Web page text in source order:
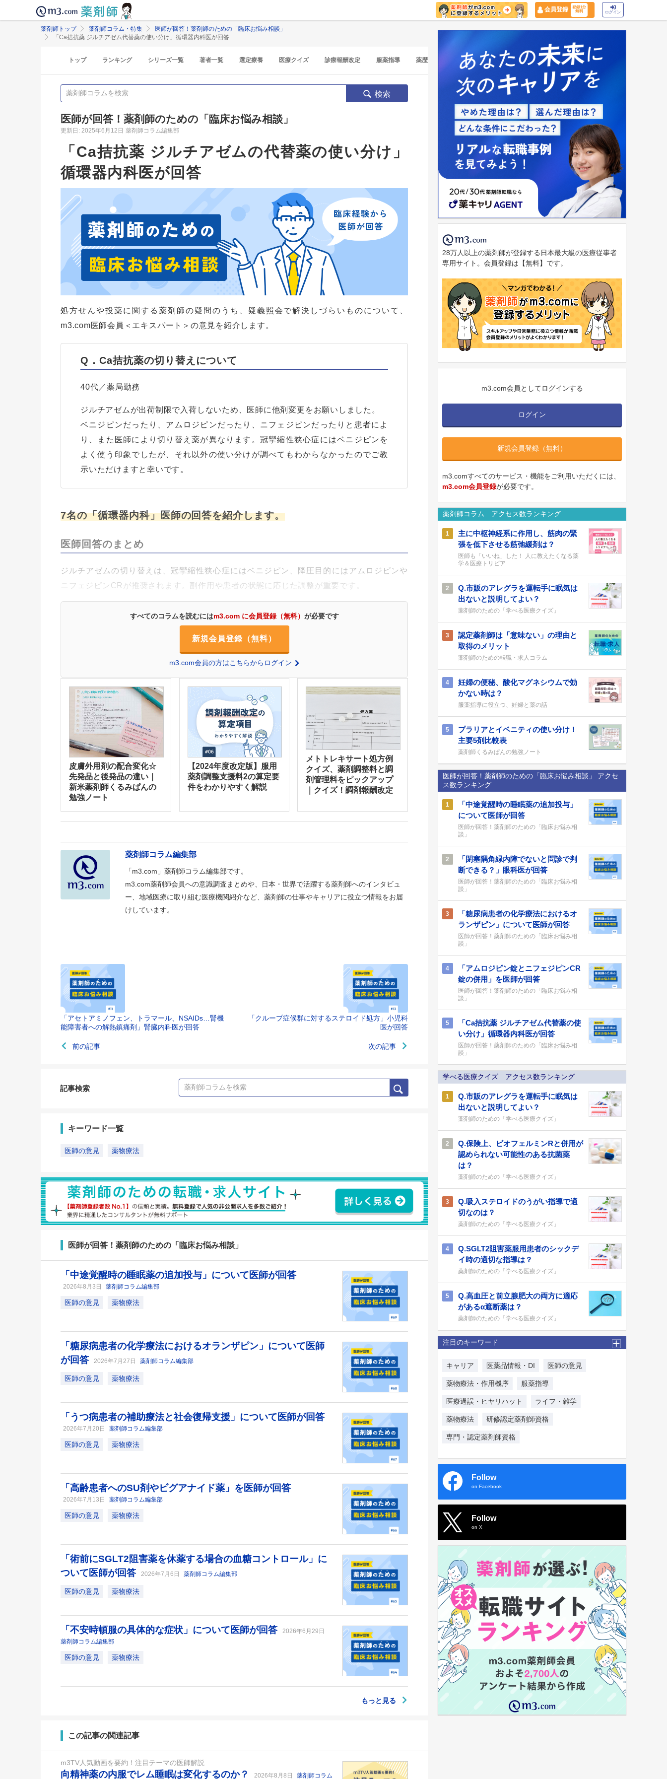
会員登録
登録1分
無料
ログイン
薬剤師トップ 薬剤師コラム・特集
医師が回答！薬剤師のための「臨床お悩み相談」
「Ca拮抗薬 ジルチアゼム代替薬の使い分け」循環器内科医が回答
トップ ランキング シリーズ一覧 著者一覧 選定療養 医療クイズ 診療報酬改定 服薬指導 薬歴 マイナ保険証
検索
医師が回答！薬剤師のための「臨床お悩み相談」
更新日: 2025年6月12日 薬剤師コラム編集部
「Ca拮抗薬 ジルチアゼムの代替薬の使い分け」
循環器内科医が回答
処方せんや投薬に関する薬剤師の疑問のうち、疑義照会で解決しづらいものについて、
m3.com医師会員＜エキスパート＞の意見を紹介します。
Q．Ca拮抗薬の切り替えについて
40代／薬局勤務
ジルチアゼムが出荷制限で入荷しないため、医師に他剤変更をお願いしました。
ベニジピンだったり、アムロジピンだったり、ニフェジピンだったりと患者によ
り、また医師により切り替え薬が異なります。冠攣縮性狭心症にはベニジピンを
よく使う印象でしたが、それ以外の使い分けが調べてもわからなかったのでご教
示いただけますと幸いです。
7名の「循環器内科」医師の回答を紹介します。
医師回答のまとめ
ジルチアゼムの切り替えは、冠攣縮性狭心症にはベニジピン、降圧目的にはアムロジピンや
ニフェジピンCRが推奨されます。副作用や患者の状態に応じた調整が重要です。
すべてのコラムを読むにはm3.com に会員登録（無料） が必要です
新規会員登録（無料）
m3.com会員の方はこちらからログイン
皮膚外用剤の配合変化☆
先発品と後発品の違い｜
新米薬剤師くるみぱんの
勉強ノート
【2024年度改定版】服用
薬剤調整支援料2の算定要
件をわかりやすく解説
メトトレキサート処方例
クイズ、薬剤調整料と調
剤管理料をピックアップ
｜クイズ！調剤報酬改定
薬剤師コラム編集部
「m3.com」薬剤師コラム編集部です。
m3.com薬剤師会員への意識調査まとめや、日本・世界で活躍する薬剤師へのインタビュ
ー、地域医療に取り組む医療機関紹介など、薬剤師の仕事やキャリアに役立つ情報をお届
けしています。
「アセトアミノフェン、トラマール、NSAIDs…腎機
能障害者への解熱鎮痛剤」腎臓内科医が回答
前の記事
「クループ症候群に対するステロイド処方」小児科
医が回答
次の記事
記事検索
キーワード一覧
医師の意見 薬物療法
医師が回答！薬剤師のための「臨床お悩み相談」
「中途覚醒時の睡眠薬の追加投与」について医師が回答
2026年8月3日 薬剤師コラム編集部
医師の意見 薬物療法
「糖尿病患者の化学療法におけるオランザピン」について医師
が回答
2026年7月27日 薬剤師コラム編集部
医師の意見 薬物療法
「うつ病患者の補助療法と社会復帰支援」について医師が回答
2026年7月20日 薬剤師コラム編集部
医師の意見 薬物療法
「高齢患者へのSU剤やビグアナイド薬」を医師が回答
2026年7月13日 薬剤師コラム編集部
医師の意見 薬物療法
「術前にSGLT2阻害薬を休薬する場合の血糖コントロール」に
ついて医師が回答
2026年7月6日 薬剤師コラム編集部
医師の意見 薬物療法
「不安時頓服の具体的な症状」について医師が回答
2026年6月29日
薬剤師コラム編集部
医師の意見 薬物療法
もっと見る
この記事の関連記事
m3TV人気動画を要約！注目テーマの医師解説
向精神薬の内服でレム睡眠は変化するのか？ 2026年8月8日 薬剤師コラム
28万人以上の薬剤師が登録する日本最大級の医療従事者
専用サイト。会員登録は【無料】です。
m3.com会員としてログインする
ログイン
新規会員登録（無料）
m3.comすべてのサービス・機能をご利用いただくには、
m3.com会員登録が必要です。
薬剤師コラム アクセス数ランキング
1
主に中枢神経系に作用し、筋肉の緊
張を低下させる筋弛緩剤は？
医師も「いいね」した！ 人に教えたくなる薬
学＆医療トリビア
2
Q.市販のアレグラを運転手に眠気は
出ないと説明してよい？
薬剤師のための「学べる医療クイズ」
3
認定薬剤師は「意味ない」の理由と
取得のメリット
薬剤師のための転職・求人コラム
4
妊婦の便秘、酸化マグネシウムで効
かない時は？
服薬指導に役立つ、妊婦と薬の話
5
プラリアとイベニティの使い分け！
主要5剤比較表
薬剤師くるみぱんの勉強ノート
医師が回答！薬剤師のための「臨床お悩み相談」 アクセ
ス数ランキング
1
「中途覚醒時の睡眠薬の追加投与」
について医師が回答
医師が回答！薬剤師のための「臨床お悩み相
談」
2
「閉塞隅角緑内障でないと問診で判
断できる？」眼科医が回答
医師が回答！薬剤師のための「臨床お悩み相
談」
3
「糖尿病患者の化学療法におけるオ
ランザピン」について医師が回答
医師が回答！薬剤師のための「臨床お悩み相
談」
4
「アムロジピン錠とニフェジピンCR
錠の併用」を医師が回答
医師が回答！薬剤師のための「臨床お悩み相
談」
5
「Ca拮抗薬 ジルチアゼム代替薬の使
い分け」循環器内科医が回答
医師が回答！薬剤師のための「臨床お悩み相
談」
学べる医療クイズ アクセス数ランキング
1
Q.市販のアレグラを運転手に眠気は
出ないと説明してよい？
薬剤師のための「学べる医療クイズ」
2
Q.保険上、ビオフェルミンRと併用が
認められない可能性のある抗菌薬
は？
薬剤師のための「学べる医療クイズ」
3
Q.吸入ステロイドのうがい指導で適
切なのは？
薬剤師のための「学べる医療クイズ」
4
Q.SGLT2阻害薬服用患者のシックデ
イ時の適切な指導は？
薬剤師のための「学べる医療クイズ」
5
Q.高血圧と前立腺肥大の両方に適応
があるα遮断薬は？
薬剤師のための「学べる医療クイズ」
注目のキーワード
キャリア 医薬品情報・DI 医師の意見
薬物療法・作用機序 服薬指導
医療過誤・ヒヤリハット ライフ・雑学
薬物療法 研修認定薬剤師資格
専門・認定薬剤師資格
Follow
on Facebook
Follow
on X